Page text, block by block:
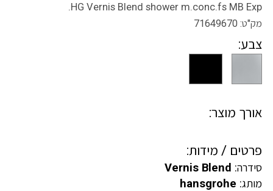
HG Vernis Blend shower m.conc.fs MB Exp.
מק"ט:71649670
צבע:
אורך מוצר:
פרטים / מידות:
סידרה: Vernis Blend
מותג: hansgrohe